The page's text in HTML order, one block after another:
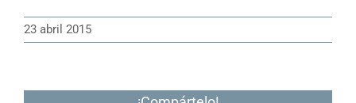
23 abril 2015